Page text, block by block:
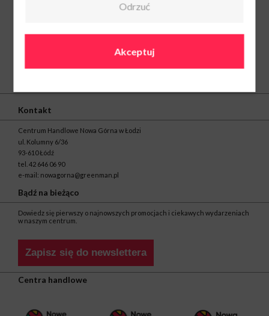
Kontakt
Centrum Handlowe Nowa Górna w Łodzi
ul. Kolumny 6/36
93-610 Łódź
tel. 42 646 06 90
e-mail: nowagorna@greenman.pl
Bądź na bieżąco
Dowiedz się pierwszy o najnowszych promocjach i ciekawych wydarzeniach
w naszym centrum.
Zapisz się do newslettera
Centra handlowe
Odrzuć
Akceptuj